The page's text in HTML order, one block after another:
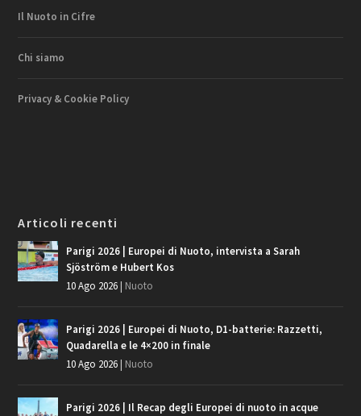
Il Nuoto in Cifre
Chi siamo
Privacy & Cookie Policy
Articoli recenti
Parigi 2026 | Europei di Nuoto, intervista a Sarah
Sjöström e Hubert Kos
10 Ago 2026 Nuoto
Parigi 2026 | Europei di Nuoto, D1-batterie: Razzetti,
Quadarella e le 4×200 in finale
10 Ago 2026 Nuoto
Parigi 2026 | Il Recap degli Europei di nuoto in acque